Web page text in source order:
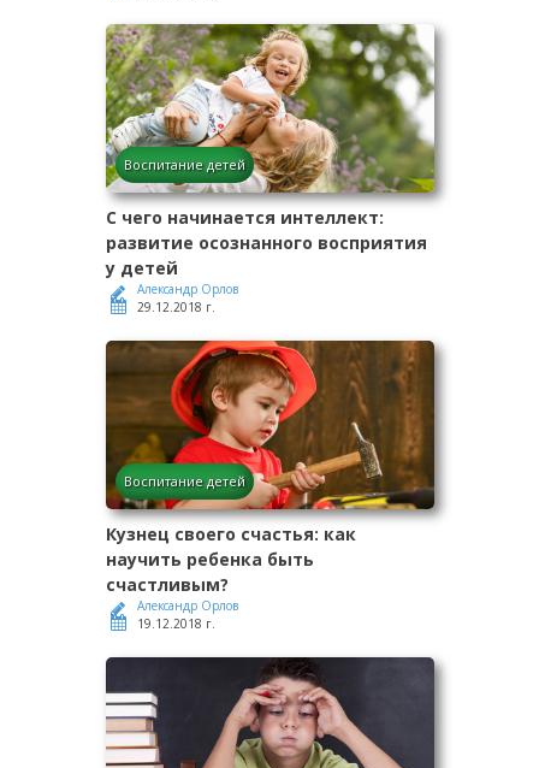
Воспитание детей
С чего начинается интеллект:
развитие осознанного восприятия
у детей
Александр Орлов
29.12.2018 г.
Воспитание детей
Кузнец своего счастья: как
научить ребенка быть
счастливым?
Александр Орлов
19.12.2018 г.